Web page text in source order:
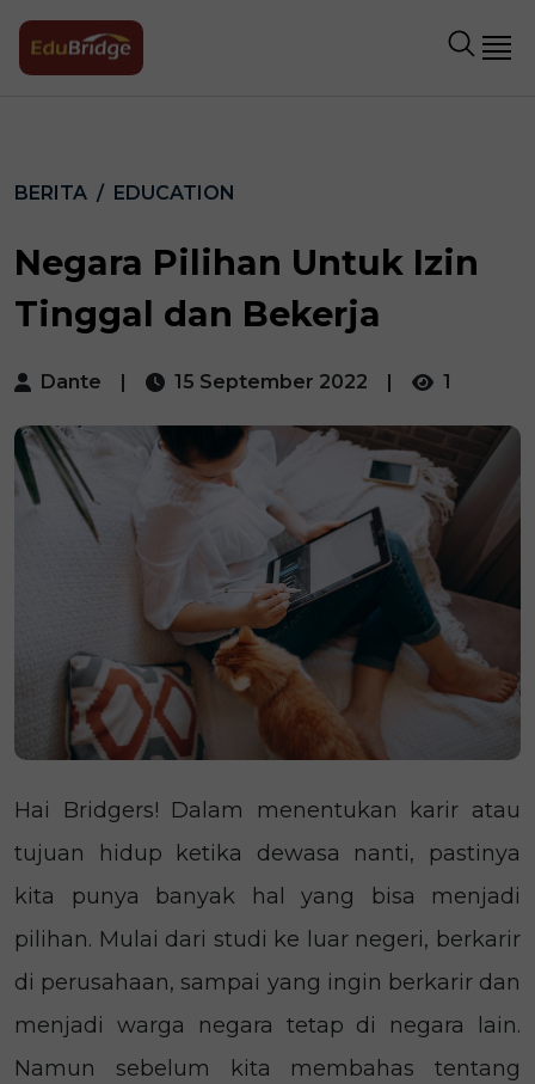
BERITA EDUCATION
Negara Pilihan Untuk Izin
Tinggal dan Bekerja
Dante | 15 September 2022 | 1
Hai Bridgers! Dalam menentukan karir atau
tujuan hidup ketika dewasa nanti, pastinya
kita punya banyak hal yang bisa menjadi
pilihan. Mulai dari studi ke luar negeri, berkarir
di perusahaan, sampai yang ingin berkarir dan
menjadi warga negara tetap di negara lain.
Namun sebelum kita membahas tentang